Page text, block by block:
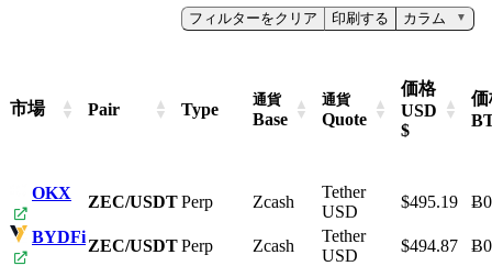
フィルターをクリア 印刷する カラム ▼
市場 Pair Type
通貨
Base
通貨
Quote
価格
USD
$
価
OKX ZEC/USDTPerp Zcash
Tether
USD
$495.19
BYDFiZEC/USDTPerp Zcash
Tether
USD
$494.87